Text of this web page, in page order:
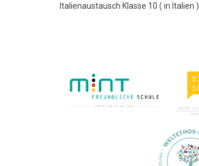
Italienaustausch Klasse 10 ( in Italien )